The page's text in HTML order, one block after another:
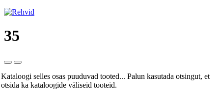
35
Kataloogi selles osas puuduvad tooted... Palun kasutada otsingut, et
otsida ka kataloogide väliseid tooteid.